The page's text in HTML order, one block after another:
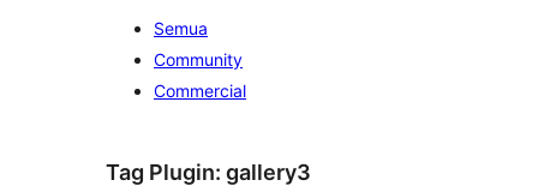
Semua
Community
Commercial
Tag Plugin: gallery3